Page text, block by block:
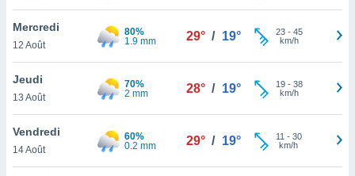
la
du
en
Mercredi
12 Août
80%
1.9 mm
29° / 19° 23- 45
km/h
Jeudi
13 Août
70%
2 mm
28° / 19° 19- 38
km/h
Vendredi
14 Août
60%
0.2 mm
29° / 19° 11 - 30
km/h